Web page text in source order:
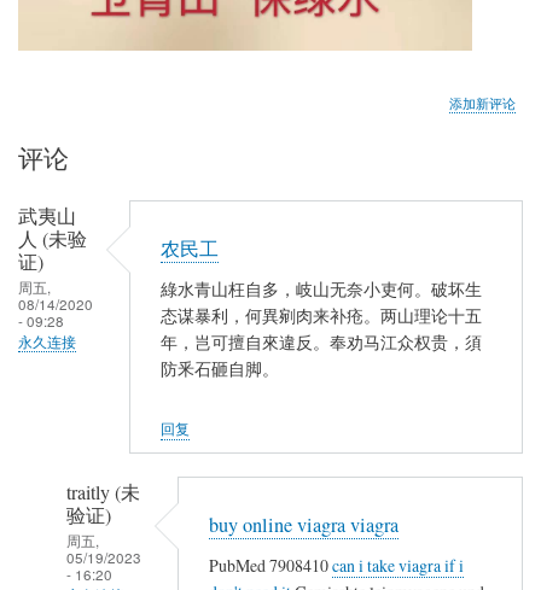
添加新评论
评论
武夷山
人 (未验
证)
周五,
08/14/2020
- 09:28
永久连接
农民工
綠水青山枉自多，岐山无奈小吏何。破坏生
态谋暴利，何異剜肉来补疮。两山理论十五
年，岂可擅自來違反。奉劝马江众权贵，須
防釆石砸自脚。
回复
traitly (未
验证)
周五,
05/19/2023
- 16:20
buy online viagra viagra
PubMed 7908410can i take viagra if i